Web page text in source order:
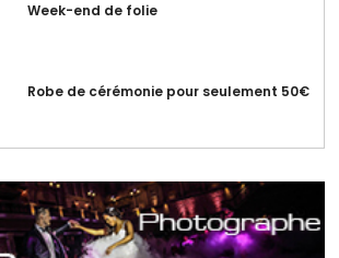
Week-end de folie
Robe de cérémonie pour seulement 50€